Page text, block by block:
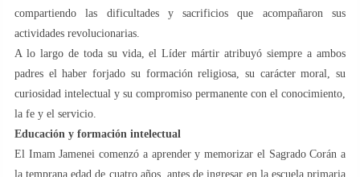
compartiendo las dificultades y sacrificios que acompañaron sus
actividades revolucionarias.
A lo largo de toda su vida, el Líder mártir atribuyó siempre a ambos
padres el haber forjado su formación religiosa, su carácter moral, su
curiosidad intelectual y su compromiso permanente con el conocimiento,
la fe y el servicio.
Educación y formación intelectual
El Imam Jamenei comenzó a aprender y memorizar el Sagrado Corán a
la temprana edad de cuatro años, antes de ingresar en la escuela primaria